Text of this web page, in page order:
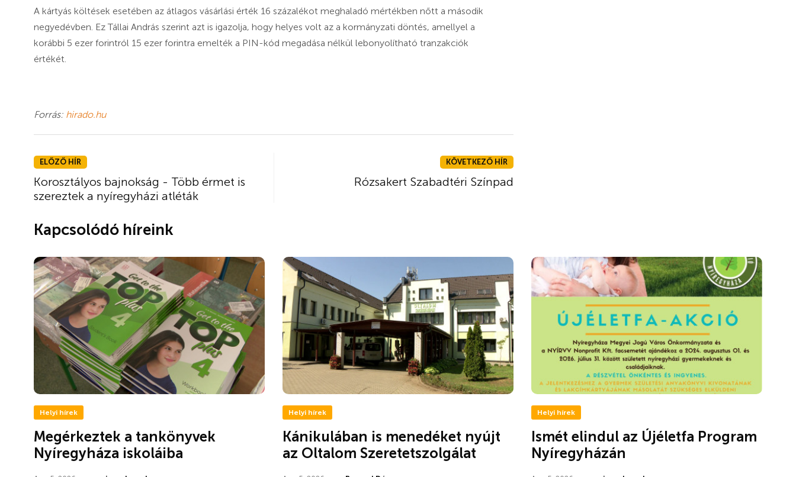
A kártyás költések esetében az átlagos vásárlási érték 16 százalékot meghaladó mértékben nőtt a második
negyedévben. Ez Tállai András szerint azt is igazolja, hogy helyes volt az a kormányzati döntés, amellyel a
korábbi 5 ezer forintról 15 ezer forintra emelték a PIN-kód megadása nélkül lebonyolítható tranzakciók
értékét.
Forrás: hirado.hu
ELŐZŐ HÍR
Korosztályos bajnokság - Több érmet is
szereztek a nyíregyházi atléták
KÖVETKEZŐ HÍR
Rózsakert Szabadtéri Színpad
Kapcsolódó híreink
Helyi hírek
Megérkeztek a tankönyvek
Nyíregyháza iskoláiba
Helyi hírek
Kánikulában is menedéket nyújt
az Oltalom Szeretetszolgálat
Helyi hírek
Ismét elindul az Újéletfa Program
Nyíregyházán